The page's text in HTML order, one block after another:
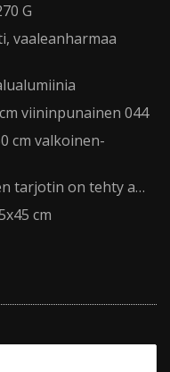
G
vaaleanharmaa
viininpunainen 044
cm valkoinen-
tarjotin on tehty a…
cm